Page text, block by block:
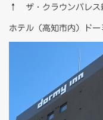
↑ ザ・クラウンパレス
ホテル（高知市内）ド